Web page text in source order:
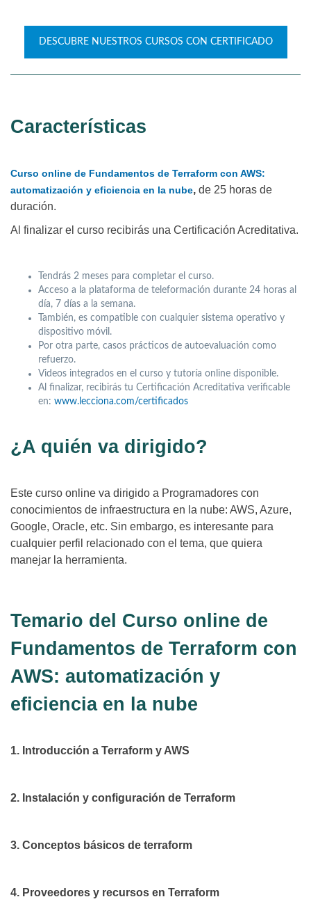
DESCUBRE NUESTROS CURSOS CON CERTIFICADO
Características
Curso online de Fundamentos de Terraform con AWS:
automatización y eficiencia en la nube, de 25 horas de
duración.
Al finalizar el curso recibirás una Certificación Acreditativa.
Tendrás 2 meses para completar el curso.
Acceso a la plataforma de teleformación durante 24 horas al
día, 7 días a la semana.
También, es compatible con cualquier sistema operativo y
dispositivo móvil.
Por otra parte, casos prácticos de autoevaluación como
refuerzo.
Videos integrados en el curso y tutoría online disponible.
Al finalizar, recibirás tu Certificación Acreditativa verificable
en: www.lecciona.com/certificados
¿A quién va dirigido?
Este curso online va dirigido a Programadores con
conocimientos de infraestructura en la nube: AWS, Azure,
Google, Oracle, etc. Sin embargo, es interesante para
cualquier perfil relacionado con el tema, que quiera
manejar la herramienta.
Temario del Curso online de
Fundamentos de Terraform con
AWS: automatización y
eficiencia en la nube
1. Introducción a Terraform y AWS
2. Instalación y configuración de Terraform
3. Conceptos básicos de terraform
4. Proveedores y recursos en Terraform